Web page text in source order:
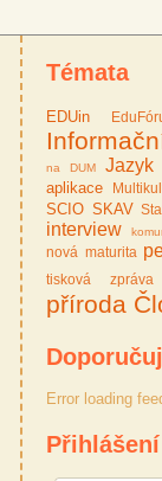
Témata
EDUin
na DUM
Jazyk
aplikace
SCIO SKAV
interview
nová maturita
tisková zpráva
příroda
Error loading